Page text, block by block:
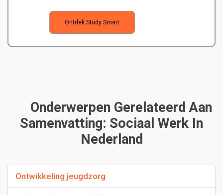
Ontdek Study Smart
Onderwerpen Gerelateerd Aan
Samenvatting: Sociaal Werk In
Nederland
Ontwikkeling jeugdzorg